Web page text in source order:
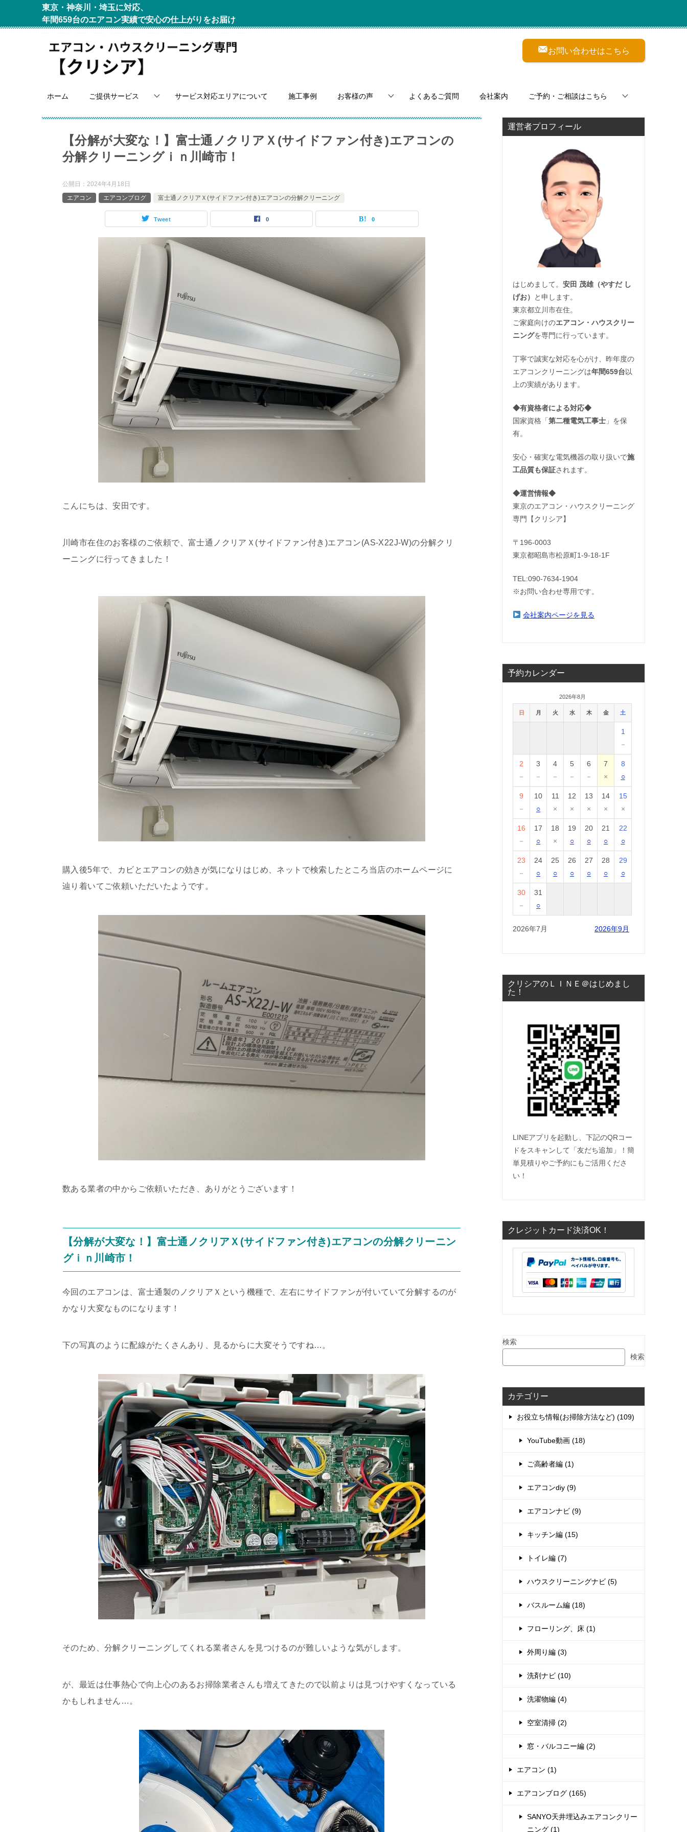
東京・神奈川・埼玉に対応、
年間659台のエアコン実績で安心の仕上がりをお届け
お問い合わせはこちら
ホーム ご提供サービス サービス対応エリアについて 施工事例 お客様の声 よくあるご質問 会社案内 ご予約・ご相談はこちら
【分解が大変な！】富士通ノクリアＸ(サイドファン付き)エアコンの
分解クリーニングｉｎ川崎市！
公開日： 2024年4月18日
エアコン
エアコンブログ 富士通ノクリアＸ(サイドファン付き)エアコンの分解クリーニング
Tweet 0 0
こんにちは、安田です。
川崎市在住のお客様のご依頼で、富士通ノクリアＸ(サイドファン付き)エアコン(AS-X22J-W)の分解クリ
ーニングに行ってきました！
購入後5年で、カビとエアコンの効きが気になりはじめ、ネットで検索したところ当店のホームページに
辿り着いてご依頼いただいたようです。
数ある業者の中からご依頼いただき、ありがとうございます！
【分解が大変な！】富士通ノクリアＸ(サイドファン付き)エアコンの分解クリーニン
グｉｎ川崎市！
今回のエアコンは、富士通製のノクリアＸという機種で、左右にサイドファンが付いていて分解するのが
かなり大変なものになります！
下の写真のように配線がたくさんあり、見るからに大変そうですね…。
そのため、分解クリーニングしてくれる業者さんを見つけるのが難しいような気がします。
が、最近は仕事熱心で向上心のあるお掃除業者さんも増えてきたので以前よりは見つけやすくなっている
かもしれません…。
運営者プロフィール
はじめまして。 安田 茂雄（やすだ し
げお）
と申します。
東京都立川市在住。
ご家庭向けのエアコン・ハウスクリー
ニングを専門に行っています。
丁寧で誠実な対応を心がけ、昨年度の
エアコンクリーニングは年間659台以
上の実績があります。
◆有資格者による対応◆
国家資格「第二種電気工事士 」を保
有。
安心・確実な電気機器の取り扱いで施
工品質も保証されます。
◆運営情報◆
東京のエアコン・ハウスクリーニング
専門【クリシア】
〒196-0003
東京都昭島市松原町1-9‐18‐1F
TEL:090-7634-1904
※お問い合わせ専用です。
会社案内ページを見る
予約カレンダー
2026年8月
日 月 火 水 木 金 土
1
－
2
－
3
－
4
－
5
－
6
－
7
×
8
○
9
－
10
○
11
×
12
×
13
×
14
×
15
×
16
－
17
○
18
×
19
○
20
○
21
○
22
○
23
－
24
○
25
○
26
○
27
○
28
○
29
○
30
－
31
○
2026年7月 2026年9月
クリシアのＬＩＮＥ＠はじめまし
た！
LINEアプリを起動し、下記のQRコー
ドをスキャンして「友だち追加」！簡
単見積りやご予約にもご活用くださ
い！
クレジットカード決済OK！
検索
検索
カテゴリー
お役立ち情報(お掃除方法など) (109)
YouTube動画 (18)
ご高齢者編 (1)
エアコンdiy (9)
エアコンナビ (9)
キッチン編 (15)
トイレ編 (7)
ハウスクリーニングナビ (5)
バスルーム編 (18)
フローリング、床 (1)
外周り編 (3)
洗剤ナビ (10)
洗濯物編 (4)
空室清掃 (2)
窓・バルコニー編 (2)
エアコン (1)
エアコンブログ (165)
SANYO天井埋込みエアコンクリー
ニング (1)